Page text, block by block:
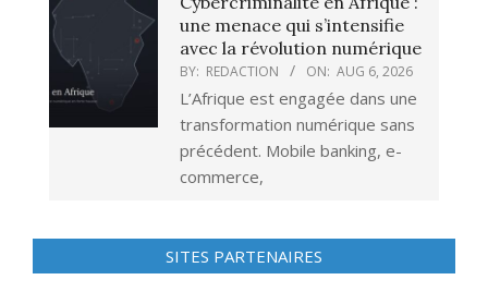
une menace qui s’intensifie
avec la révolution numérique
BY: REDACTION ON: AUG 6, 2026
L’Afrique est engagée dans une
transformation numérique sans
précédent. Mobile banking, e-
commerce,
SITES PARTENAIRES